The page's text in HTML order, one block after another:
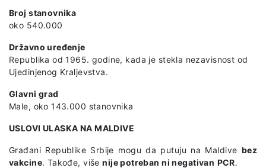
Broj stanovnika
oko 540.000
Državno uređenje
Republika od 1965. godine, kada je stekla nezavisnost od
Ujedinjenog Kraljevstva.
Glavni grad
Male, oko 143.000 stanovnika
USLOVI ULASKA NA MALDIVE
Građani Republike Srbije mogu da putuju na Maldive bez
vakcine. Takođe, višenije potreban ni negativan PCR.